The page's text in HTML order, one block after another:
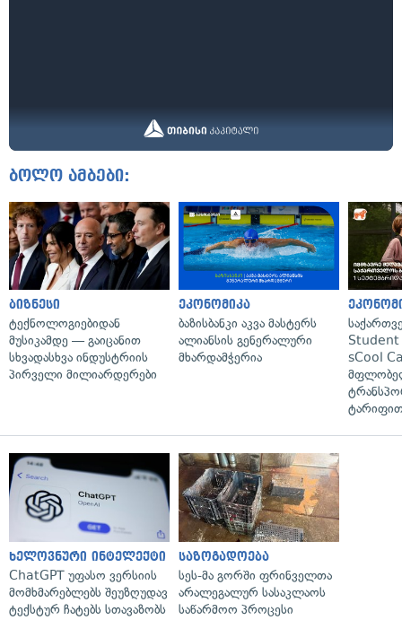
ბოლო ამბები:
ბიზნესი
ტექნოლოგიებიდან
მუსიკამდე — გაიცანით
სხვადასხვა ინდუსტრიის
პირველი მილიარდერები
ეკონომიკა
ბაზისბანკი აკვა მასტერს
ალიანსის გენერალური
მხარდამჭერია
Student
sCool
ხელოვნური ინტელექტი
ChatGPT უფასო ვერსიის
მომხმარებლებს შეუზღუდავ
ტექსტურ ჩატებს სთავაზობს
საზოგადოება
სეს-მა გორში ფრინველთა
არალეგალურ სასაკლაოს
საწარმოო პროცესი